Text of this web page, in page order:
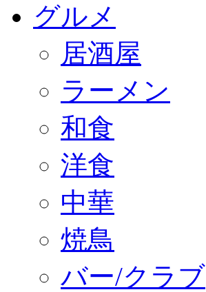
グルメ
居酒屋
ラーメン
和食
洋食
中華
焼鳥
バー/クラブ